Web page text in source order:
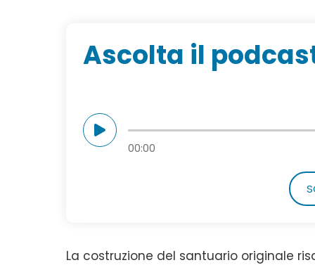
Ascolta il
00:00
La costruzione del santuario originale